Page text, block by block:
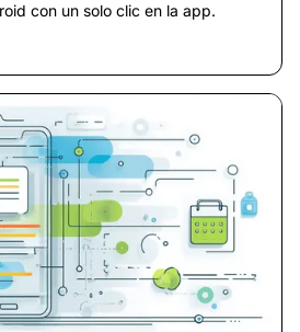
con un solo clic en la app.